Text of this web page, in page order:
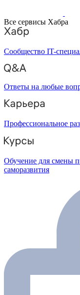
Все сервисы Хабра
Сообщество IT-
Ответы на любые
Профессиональное
Обучение для смены
саморазвития